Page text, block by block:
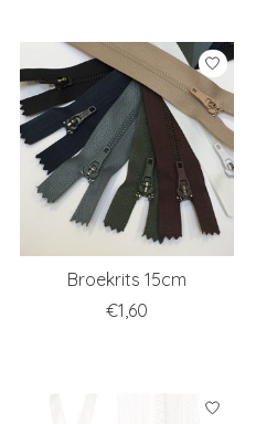
Broekrits 15cm
€1,60